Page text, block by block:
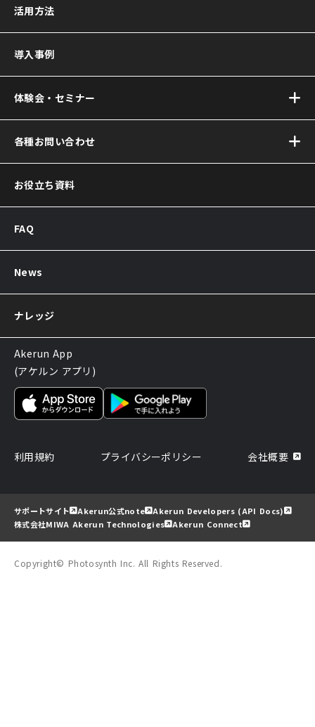
Akerun(アケルン)とは
Akerunコントローラー
Akerun Connect
(アケルンコネクト)
選ばれる理由
活用方法
導入事例
体験会・セミナー
オンラインセミナー
各種お問い合わせ
お問い合わせ
Akerunお見積り依頼
販売パートナー制度
導入後のよくある質問
お役立ち資料
FAQ
News
ナレッジ
Akerun App
(アケルン アプリ)
利用規約 プライバシーポリシー 会社概要
サポートサイト Akerun公式note
Akerun Developers (API Docs)
株式会社MIWA Akerun Technologies
Akerun Connect
Copyright© Photosynth Inc. All Rights Reserved.